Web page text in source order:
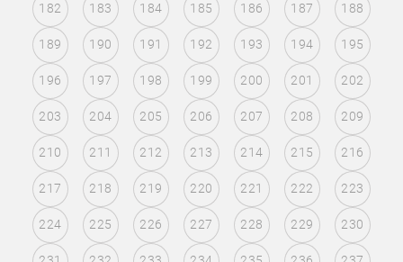
182 183 184 185 186 187 188
189 190 191 192 193 194 195
196 197 198 199 200 201 202
203 204 205 206 207 208 209
210 211 212 213 214 215 216
217 218 219 220 221 222 223
224 225 226 227 228 229 230